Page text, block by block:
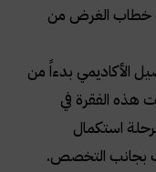
خطاب الغرض من
الأكاديمي بدءاً من
هذه الفقرة في
استكمال
بجانب التخصص.